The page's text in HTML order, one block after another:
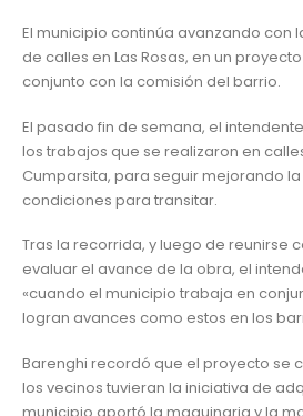
El municipio continúa avanzando con
de calles en Las Rosas, en un
conjunto con la comisión del barrio.
El pasado fin de semana, el
los trabajos que se realizaron en
Cumparsita, para seguir mejorando
condiciones para transitar.
Tras la recorrida, y luego de reunirse
evaluar el avance de la obra, el
«cuando el municipio trabaja en
logran avances como estos en los
Barenghi recordó que el proyecto se
los vecinos tuvieran la iniciativa de